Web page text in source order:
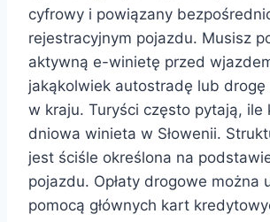
cyfrowy i powiązany
rejestracyjnym pojazdu. Musisz
aktywną e-winietę przed
jakąkolwiek autostradę lub drogę
w kraju. Turyści często pytają, ile
dniowa winieta w Słowenii.
jest ściśle określona na
pojazdu. Opłaty drogowe można
pomocą głównych kart